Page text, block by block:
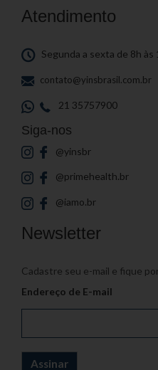
Atendimento
Segunda a sexta de 8h às
contato@yinsbrasil.com.br
21 35757900
Siga-nos
@yinsbr
@primehealth.br
@iamo.br
Newsletter
Cadastre seu e-mail e fique
Endereço de E-mail